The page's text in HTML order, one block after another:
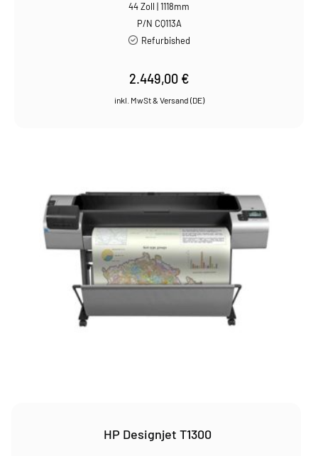
44 Zoll | 1118mm
P/N CQ113A
Refurbished
2.449,00 €
HP Designjet T1300